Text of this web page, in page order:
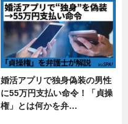
婚活アプリで独身偽装の男性
に55万円支払い命令！「貞操
権」とは何かを弁…